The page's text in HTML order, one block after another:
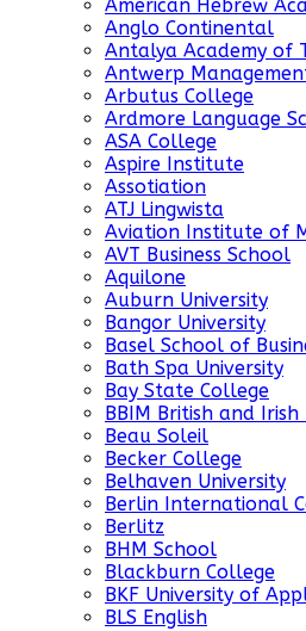
American Hebrew
Anglo Continental
Antalya Academy of
Antwerp
Arbutus College
Ardmore Language
ASA College
Aspire Institute
Assotiation
ATJ Lingwista
Aviation Institute of
AVT Business School
Aquilone
Auburn University
Bangor University
Basel School of
Bath Spa University
Bay State College
BBIM British and
Beau Soleil
Becker College
Belhaven University
Berlin International
Berlitz
BHM School
Blackburn College
BKF University of
BLS English